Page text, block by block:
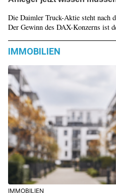
Die Daimler Truck-Aktie steht nach
Der Gewinn des DAX-Konzerns ist
IMMOBILIEN
IMMOBILIEN